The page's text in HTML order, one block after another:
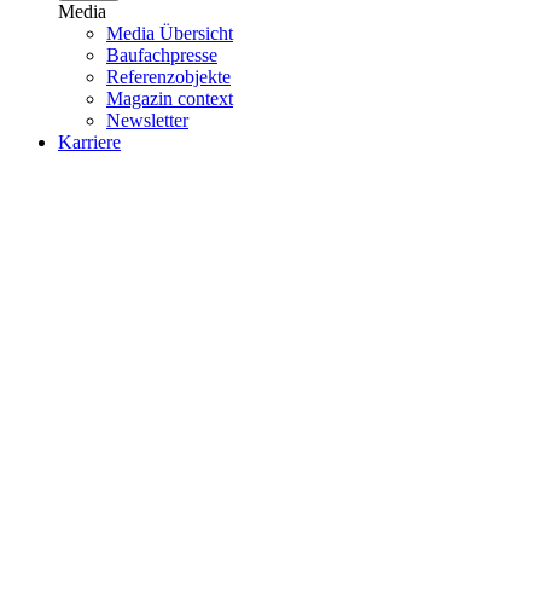
Media
Media Übersicht
Baufachpresse
Referenzobjekte
Magazin context
Newsletter
Karriere